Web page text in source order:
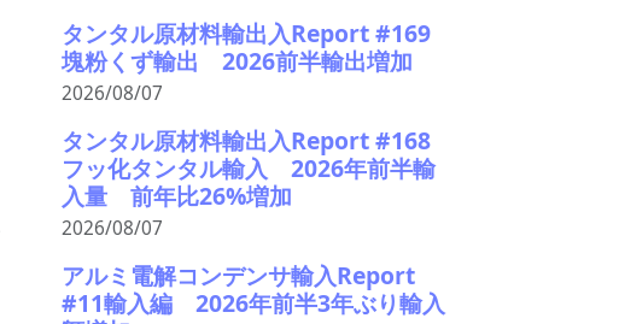
タンタル原材料輸出入Report #169
塊粉くず輸出 2026前半輸出増加
2026/08/07
タンタル原材料輸出入Report #168
フッ化タンタル輸入 2026年前半輸
入量 前年比26%増加
2026/08/07
アルミ電解コンデンサ輸入Report
#11輸入編 2026年前半3年ぶり輸入